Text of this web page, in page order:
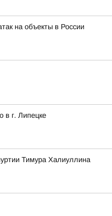
на объекты в России
в г. Липецке
Тимура Халиуллина